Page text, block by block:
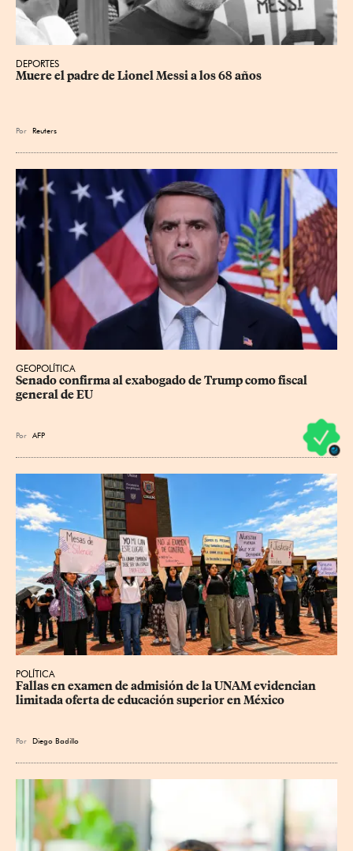
DEPORTES
Muere el padre de Lionel Messi a los 68 años
Por Reuters
GEOPOLÍTICA
Senado confirma al exabogado de Trump como fiscal
general de EU
Por AFP
POLÍTICA
Fallas en examen de admisión de la UNAM evidencian
limitada oferta de educación superior en México
Por Diego Badillo